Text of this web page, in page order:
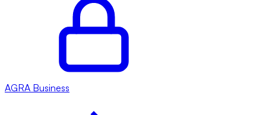
AGRA Business